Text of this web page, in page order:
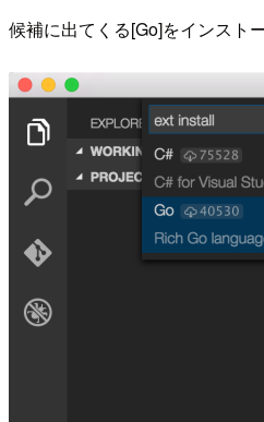
候補に出てくる[Go]をインスト